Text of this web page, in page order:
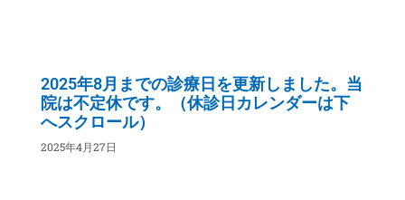
2025年8月までの診療日を更新しました。当
院は不定休です。（休診日カレンダーは下
へスクロール）
2025年4月27日